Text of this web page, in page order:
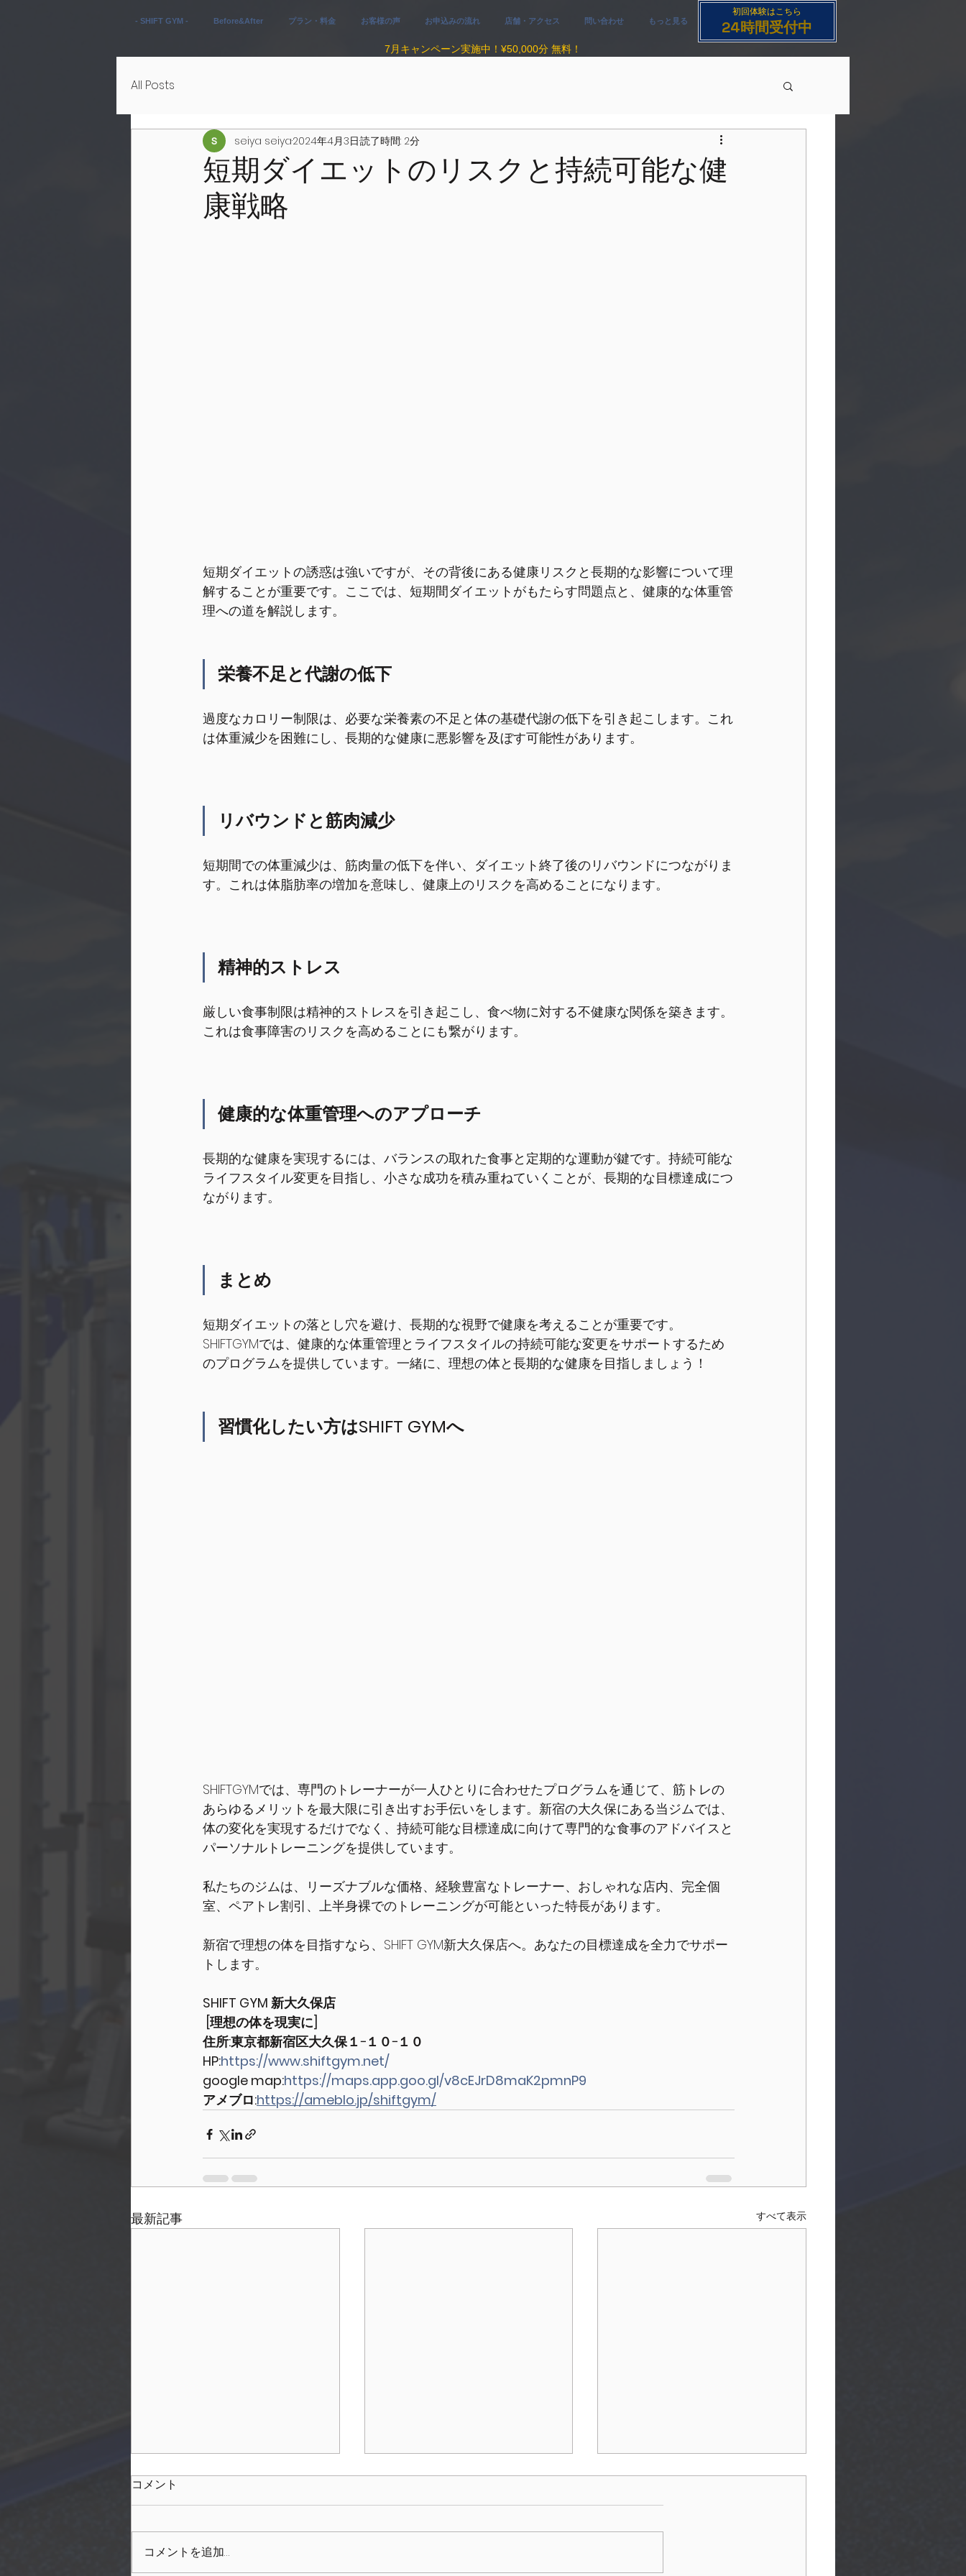
- SHIFT GYM - Before&After プラン・料金 お客様の声 お申込みの流れ 店舗・アクセス 問い合わせ もっと見る
初回​体験はこちら
24時間受付中
​7 月キャンペーン実施中！¥50,000分 無料！
All Posts
短期ダイエットのリスクと持続可能な健
康戦略
seiya seiya2024年4月3日読了時間: 2分
短期ダイエットの誘惑は強いですが、その背後にある健康リスクと長期的な影響について理
解することが重要です。ここでは、短期間ダイエットがもたらす問題点と、健康的な体重管
理への道を解説します。
栄養不足と代謝の低下
過度なカロリー制限は、必要な栄養素の不足と体の基礎代謝の低下を引き起こします。これ
は体重減少を困難にし、長期的な健康に悪影響を及ぼす可能性があります。
リバウンドと筋肉減少
短期間での体重減少は、筋肉量の低下を伴い、ダイエット終了後のリバウンドにつながりま
す。これは体脂肪率の増加を意味し、健康上のリスクを高めることになります。
精神的ストレス
厳しい食事制限は精神的ストレスを引き起こし、食べ物に対する不健康な関係を築きます。
これは食事障害のリスクを高めることにも繋がります。
健康的な体重管理へのアプローチ
長期的な健康を実現するには、バランスの取れた食事と定期的な運動が鍵です。持続可能な
ライフスタイル変更を目指し、小さな成功を積み重ねていくことが、長期的な目標達成につ
ながります。
まとめ
短期ダイエットの落とし穴を避け、長期的な視野で健康を考えることが重要です。
SHIFTGYMでは、健康的な体重管理とライフスタイルの持続可能な変更をサポートするため
のプログラムを提供しています。一緒に、理想の体と長期的な健康を目指しましょう！
習慣化したい方はSHIFT GYMへ
SHIFTGYMでは、専門のトレーナーが一人ひとりに合わせたプログラムを通じて、筋トレの
あらゆるメリットを最大限に引き出すお手伝いをします。 新宿の大久保にある当ジムでは、
体の変化を実現するだけでなく、持続可能な目標達成に向けて専門的な食事のアドバイスと
パーソナルトレーニングを提供しています。
私たちのジムは、リーズナブルな価格、経験豊富なトレーナー、おしゃれな店内、完全個
室、ペアトレ割引、上半身裸でのトレーニングが可能といった特長があります。
新宿で理想の体を目指すなら、SHIFT GYM新大久保店へ。あなたの目標達成を全力でサポー
トします。
SHIFT GYM 新大久保店
[理想の体を現実に]
住所:東京都新宿区大久保１−１０−１０
HP:https://www.shiftgym.net/
google map:https://maps.app.goo.gl/v8cEJrD8maK2pmnP9
アメブロ:https://ameblo.jp/shiftgym/
最新記事 すべて表示
コメント
コメントを追加…